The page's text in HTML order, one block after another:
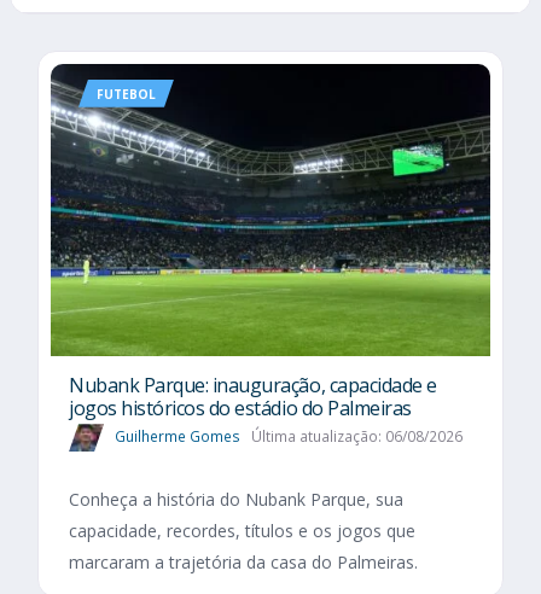
FUTEBOL
Nubank Parque: inauguração, capacidade e
jogos históricos do estádio do Palmeiras
Guilherme Gomes Última atualização: 06/08/2026
Conheça a história do Nubank Parque, sua
capacidade, recordes, títulos e os jogos que
marcaram a trajetória da casa do Palmeiras.